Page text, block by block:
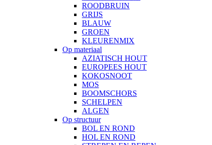
ROODBRUIN
GRIJS
BLAUW
GROEN
KLEURENMIX
Op materiaal
AZIATISCH HOUT
EUROPEES HOUT
KOKOSNOOT
MOS
BOOMSCHORS
SCHELPEN
ALGEN
Op structuur
BOL EN ROND
HOL EN ROND